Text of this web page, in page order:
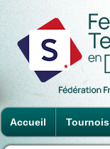
Accueil Tournois